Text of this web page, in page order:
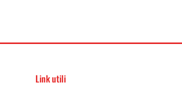
Link utili